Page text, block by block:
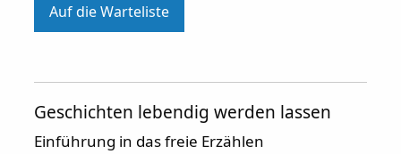
Auf die Warteliste
Geschichten lebendig werden lassen
Einführung in das freie Erzählen